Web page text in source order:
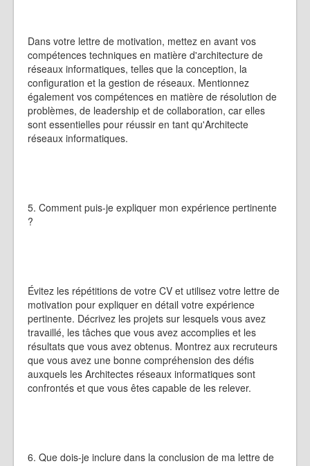
Dans votre lettre de motivation, mettez en avant vos
compétences techniques en matière d'architecture de
réseaux informatiques, telles que la conception, la
configuration et la gestion de réseaux. Mentionnez
également vos compétences en matière de résolution de
problèmes, de leadership et de collaboration, car elles
sont essentielles pour réussir en tant qu'Architecte
réseaux informatiques.
5. Comment puis-je expliquer mon expérience pertinente
?
Évitez les répétitions de votre CV et utilisez votre lettre de
motivation pour expliquer en détail votre expérience
pertinente. Décrivez les projets sur lesquels vous avez
travaillé, les tâches que vous avez accomplies et les
résultats que vous avez obtenus. Montrez aux recruteurs
que vous avez une bonne compréhension des défis
auxquels les Architectes réseaux informatiques sont
confrontés et que vous êtes capable de les relever.
6. Que dois-je inclure dans la conclusion de ma lettre de